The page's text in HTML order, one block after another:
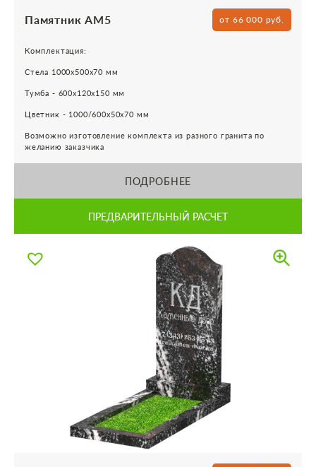
Памятник АМ5 от 66 000 руб.
Комплектация:
Стела 1000х500х70 мм
Тумба - 600х120х150 мм
Цветник - 1000/600х50х70 мм
Возможно изготовление комплекта из разного гранита по
желанию заказчика
ПОДРОБНЕЕ
ПРЕДВАРИТЕЛЬНЫЙ РАСЧЕТ